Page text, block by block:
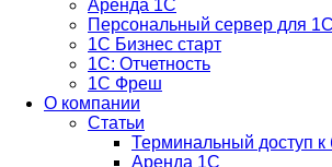
Аренда 1С
Персональный сервер для 1С
1С Бизнес старт
1С: Отчетность
1C Фреш
О компании
Статьи
Терминальный доступ к
Аренда 1С